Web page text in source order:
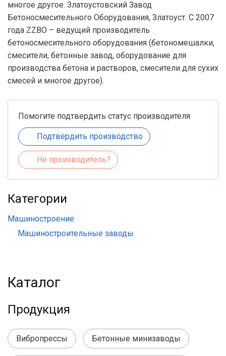
многое другое. Златоустовский Завод
Бетоносмесительного Оборудования, Златоуст. С 2007
года ZZBO – ведущий производитель
бетоносмесительного оборудования (бетономешалки,
смесители, бетонные завод, оборудование для
производства бетона и растворов, смесители для сухих
смесей и многое другое).
Помогите подтвердить статус производителя
Подтвердить производство
Не производитель?
Категории
Машиностроение
Машиностроительные заводы
Каталог
Продукция
Вибропрессы Бетонные минизаводы